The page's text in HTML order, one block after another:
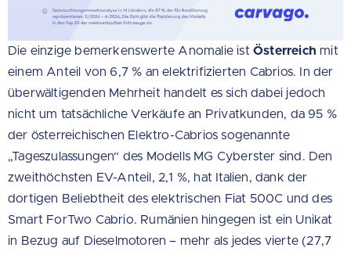
Die einzige bemerkenswerte Anomalie ist Österreich mit
einem Anteil von 6,7 % an elektrifizierten Cabrios. In der
überwältigenden Mehrheit handelt es sich dabei jedoch
nicht um tatsächliche Verkäufe an Privatkunden, da 95 %
der österreichischen Elektro-Cabrios sogenannte
„Tageszulassungen“ des Modells MG Cyberster sind. Den
zweithöchsten EV-Anteil, 2,1 %, hat Italien, dank der
dortigen Beliebtheit des elektrischen Fiat 500C und des
Smart ForTwo Cabrio. Rumänien hingegen ist ein Unikat
in Bezug auf Dieselmotoren – mehr als jedes vierte (27,7